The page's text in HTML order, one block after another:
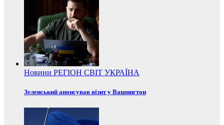
Новини РЕГІОН СВІТ УКРАЇНА
Зеленський анонсував візит у Вашингтон